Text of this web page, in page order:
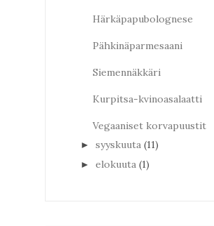
Härkäpapubolognese
Pähkinäparmesaani
Siemennäkkäri
Kurpitsa-kvinoasalaatti
Vegaaniset korvapuustit
► syyskuuta (11)
► elokuuta (1)